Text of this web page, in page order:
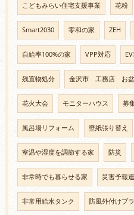
こどもみらい住宅支援事業 花粉
Smart2030 零和の家 ZEH
自給率100%の家 VPP対応
残置物処分 金沢市 工務店 お
花火大会 モニターハウス 募
風呂場リフォーム 壁紙張り替え
室温や湿度を調節する家 防災
非常時でも暮らせる家 災害予報
非常用給水タンク 防風外付けブ